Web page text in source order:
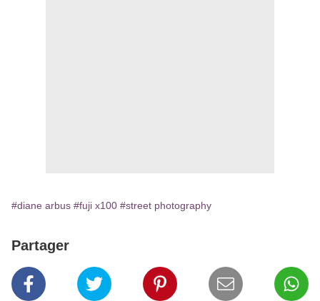
#diane arbus #fuji x100 #street photography
Partager